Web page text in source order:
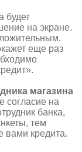
будет
на экране.
еще раз
магазина
согласие на
банка,
тем
вами кредита.